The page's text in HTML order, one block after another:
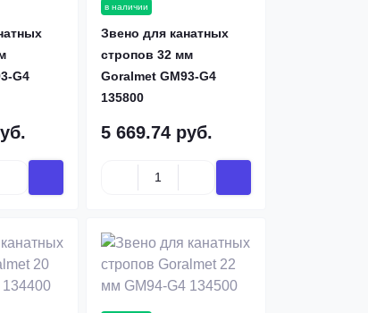
G4
в наличии
Звено для канатных
стропов 32 мм
Goralmet GM93-G4
135800
5 669.74 руб.